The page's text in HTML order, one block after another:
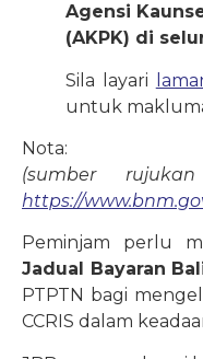
Agensi
(AKPK) di
Sila layari
untuk
Nota:
(sumber
https://
Peminjam perlu
Jadual Bayaran
PTPTN bagi
CCRIS dalam